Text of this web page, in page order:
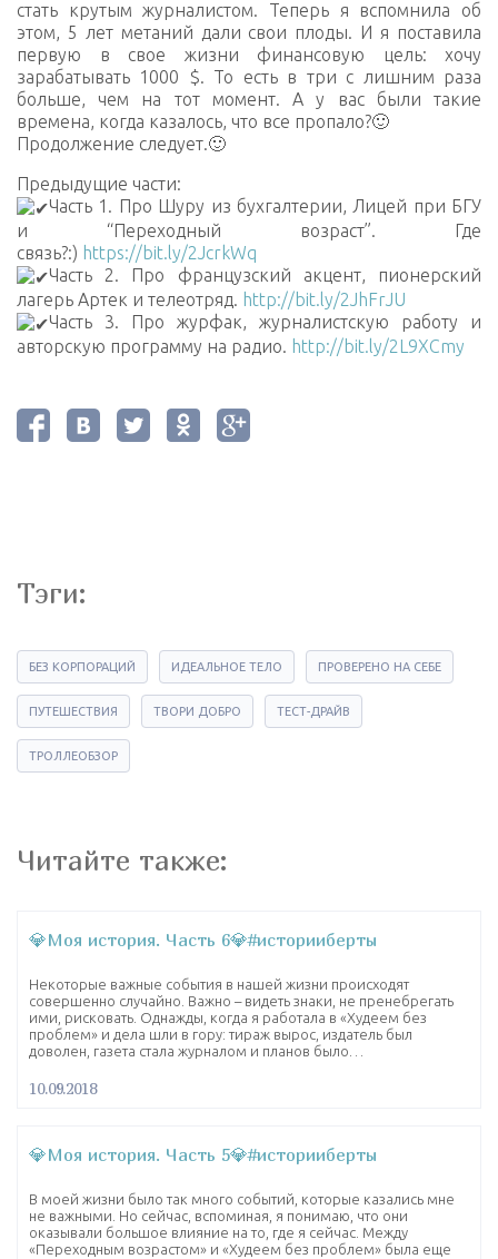
стать крутым журналистом. Теперь я вспомнила об
этом, 5 лет метаний дали свои плоды. И я поставила
первую в свое жизни финансовую цель: хочу
зарабатывать 1000 $. То есть в три с лишним раза
больше, чем на тот момент. А у вас были такие
времена, когда казалось, что все пропало?🙂
Продолжение следует.🙂
Предыдущие части:
Часть 1. Про Шуру из бухгалтерии, Лицей при БГУ
и “Переходный возраст”. Где
связь?:) https://bit.ly/2JcrkWq
Часть 2. Про французский акцент, пионерский
лагерь Артек и телеотряд. http://bit.ly/2JhFrJU
Часть 3. Про журфак, журналистскую работу и
авторскую программу на радио. http://bit.ly/2L9XCmy
Тэги:
БЕЗ КОРПОРАЦИЙ ИДЕАЛЬНОЕ ТЕЛО ПРОВЕРЕНО НА СЕБЕ
ПУТЕШЕСТВИЯ ТВОРИ ДОБРО ТЕСТ-ДРАЙВ
ТРОЛЛЕОБЗОР
Читайте также:
💎Моя история. Часть 6💎#историиберты
Некоторые важные события в нашей жизни происходят
совершенно случайно. Важно – видеть знаки, не пренебрегать
ими, рисковать. Однажды, когда я работала в «Худеем без
проблем» и дела шли в гору: тираж вырос, издатель был
доволен, газета стала журналом и планов было…
10.09.2018
💎Моя история. Часть 5💎#историиберты
В моей жизни было так много событий, которые казались мне
не важными. Но сейчас, вспоминая, я понимаю, что они
оказывали большое влияние на то, где я сейчас. Между
«Переходным возрастом» и «Худеем без проблем» была еще